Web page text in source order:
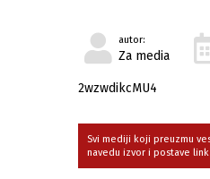
autor:
Za media
2wzwdikcMU4
Svi mediji koji preuzmu
navedu izvor i postave